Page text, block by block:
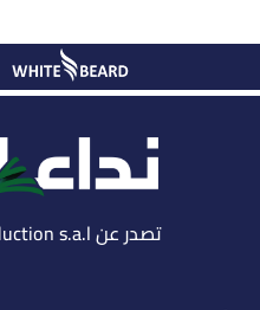
تصدر عن Lebanese Media Production s.a.l